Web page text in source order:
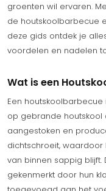
groenten wil ervaren.
de houtskoolbarbecue
deze gids ontdek je
voordelen en nadelen
Wat is een
Een
op gebrande houtskool
aangestoken en
dichtschroeit, waardoor
van binnen sappig
gekenmerkt door hun